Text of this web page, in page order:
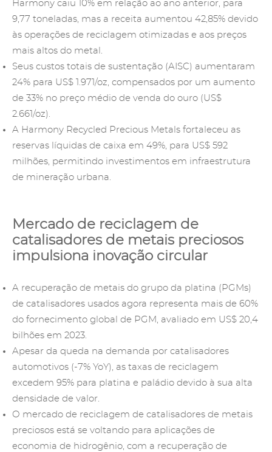
Harmony caiu 10% em relação ao ano anterior, para
9,77 toneladas, mas a receita aumentou 42,85% devido
às operações de reciclagem otimizadas e aos preços
mais altos do metal.
Seus custos totais de sustentação (AISC) aumentaram
24% para US$ 1.971/oz, compensados por um aumento
de 33% no preço médio de venda do ouro (US$
2.661/oz).
A Harmony Recycled Precious Metals fortaleceu as
reservas líquidas de caixa em 49%, para US$ 592
milhões, permitindo investimentos em infraestrutura
de mineração urbana.
Mercado de reciclagem de
catalisadores de metais preciosos
impulsiona inovação circular
A recuperação de metais do grupo da platina (PGMs)
de catalisadores usados agora representa mais de 60%
do fornecimento global de PGM, avaliado em US$ 20,4
bilhões em 2023.
Apesar da queda na demanda por catalisadores
automotivos (-7% YoY), as taxas de reciclagem
excedem 95% para platina e paládio devido à sua alta
densidade de valor.
O mercado de reciclagem de catalisadores de metais
preciosos está se voltando para aplicações de
economia de hidrogênio, com a recuperação de